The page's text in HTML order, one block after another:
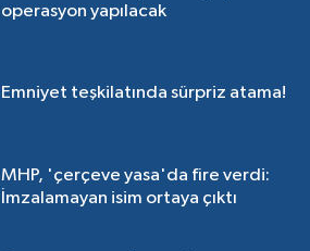
operasyon yapılacak
Emniyet teşkilatında sürpriz atama!
MHP, 'çerçeve yasa'da fire verdi:
İmzalamayan isim ortaya çıktı